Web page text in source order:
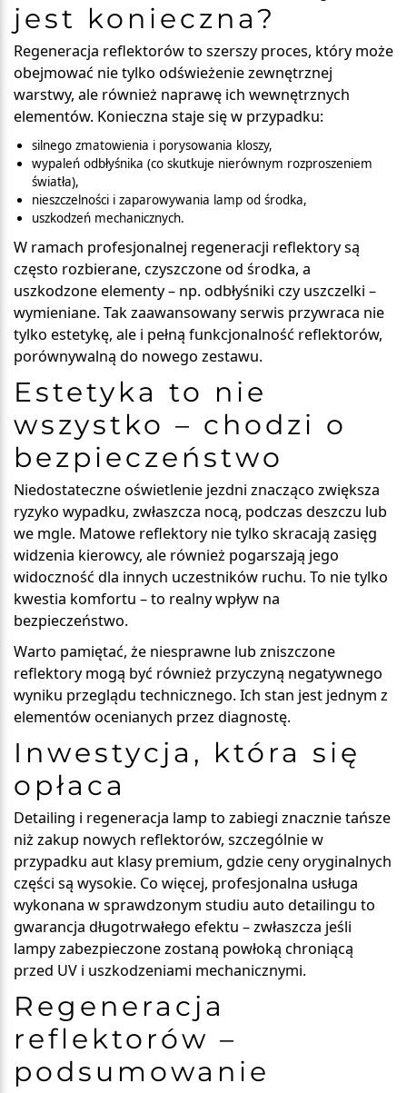
jest konieczna?
Regeneracja reflektorów to szerszy proces, który może
obejmować nie tylko odświeżenie zewnętrznej
warstwy, ale również naprawę ich wewnętrznych
elementów. Konieczna staje się w przypadku:
silnego zmatowienia i porysowania kloszy,
wypaleń odbłyśnika (co skutkuje nierównym rozproszeniem
światła),
nieszczelności i zaparowywania lamp od środka,
uszkodzeń mechanicznych.
W ramach profesjonalnej regeneracji reflektory są
często rozbierane, czyszczone od środka, a
uszkodzone elementy – np. odbłyśniki czy uszczelki –
wymieniane. Tak zaawansowany serwis przywraca nie
tylko estetykę, ale i pełną funkcjonalność reflektorów,
porównywalną do nowego zestawu.
Estetyka to nie
wszystko – chodzi o
bezpieczeństwo
Niedostateczne oświetlenie jezdni znacząco zwiększa
ryzyko wypadku, zwłaszcza nocą, podczas deszczu lub
we mgle. Matowe reflektory nie tylko skracają zasięg
widzenia kierowcy, ale również pogarszają jego
widoczność dla innych uczestników ruchu. To nie tylko
kwestia komfortu – to realny wpływ na
bezpieczeństwo.
Warto pamiętać, że niesprawne lub zniszczone
reflektory mogą być również przyczyną negatywnego
wyniku przeglądu technicznego. Ich stan jest jednym z
elementów ocenianych przez diagnostę.
Inwestycja, która się
opłaca
Detailing i regeneracja lamp to zabiegi znacznie tańsze
niż zakup nowych reflektorów, szczególnie w
przypadku aut klasy premium, gdzie ceny oryginalnych
części są wysokie. Co więcej, profesjonalna usługa
wykonana w sprawdzonym studiu auto detailingu to
gwarancja długotrwałego efektu – zwłaszcza jeśli
lampy zabezpieczone zostaną powłoką chroniącą
przed UV i uszkodzeniami mechanicznymi.
Regeneracja
reflektorów –
podsumowanie